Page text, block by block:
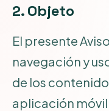
2. Objeto
El presente
navegación y
de los
aplicación